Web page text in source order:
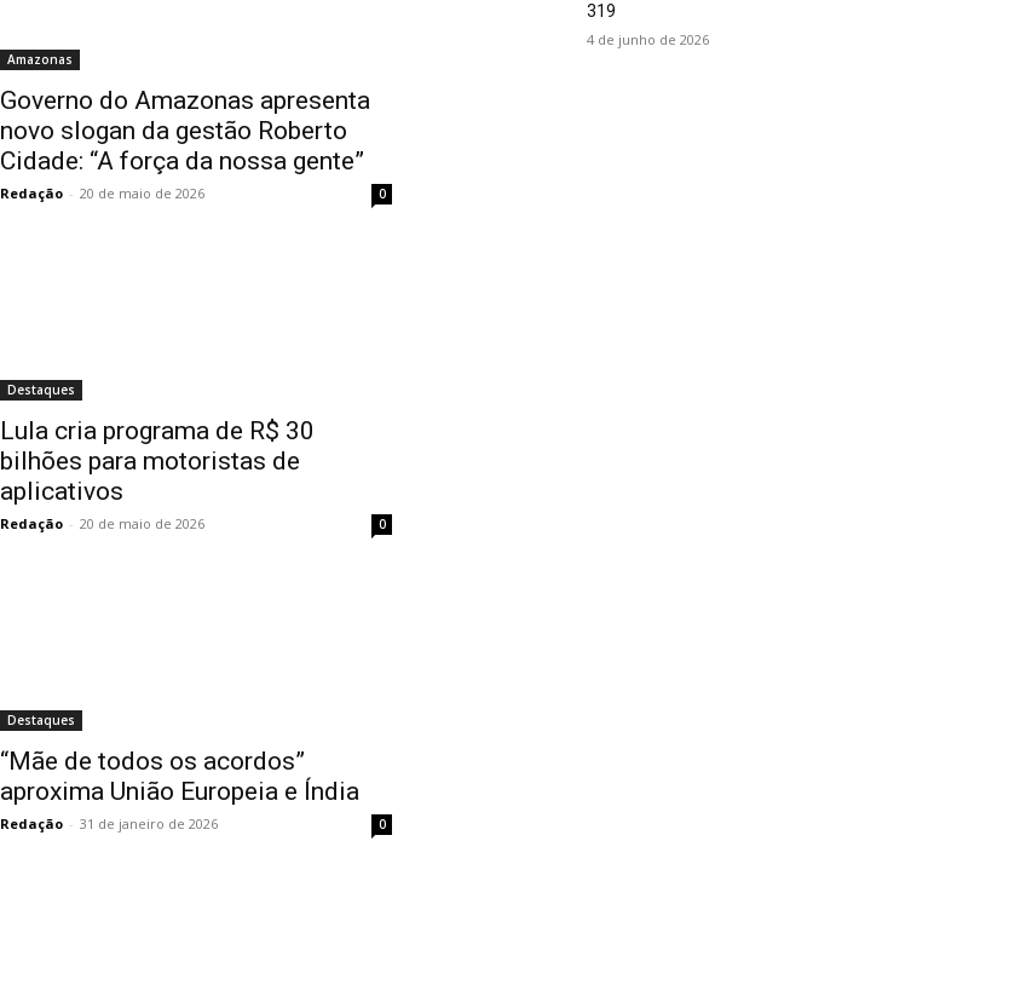
Amazonas
Governo do Amazonas apresenta
novo slogan da gestão Roberto
Cidade: “A força da nossa gente”
Redação - 20 de maio de 2026 0
Destaques
Lula cria programa de R$ 30
bilhões para motoristas de
aplicativos
Redação - 20 de maio de 2026 0
Destaques
“Mãe de todos os acordos”
aproxima União Europeia e Índia
Redação - 31 de janeiro de 2026 0
319
4 de junho de 2026